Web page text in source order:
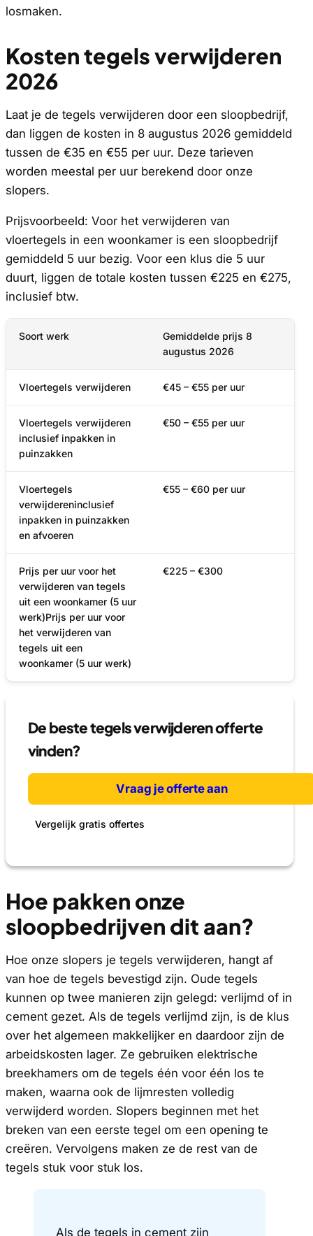
losmaken.
Kosten tegels verwijderen
2026
Laat je de tegels verwijderen door een sloopbedrijf,
dan liggen de kosten in 8 augustus 2026 gemiddeld
tussen de €35 en €55 per uur. Deze tarieven
worden meestal per uur berekend door onze
slopers.
Prijsvoorbeeld: Voor het verwijderen van
vloertegels in een woonkamer is een sloopbedrijf
gemiddeld 5 uur bezig. Voor een klus die 5 uur
duurt, liggen de totale kosten tussen €225 en €275,
inclusief btw.
Soort werk
Gemiddelde prijs 8
augustus 2026
Vloertegels verwijderen €45 – €55 per uur
Vloertegels verwijderen
inclusief inpakken in
puinzakken
€50 – €55 per uur
Vloertegels
verwijdereninclusief
inpakken in puinzakken
en afvoeren
€55 – €60 per uur
Prijs per uur voor het
verwijderen van tegels
uit een woonkamer (5 uur
werk)Prijs per uur voor
het verwijderen van
tegels uit een
woonkamer (5 uur werk)
€225 – €300
De beste tegels verwijderen offerte
vinden?
Vraag je offerte aan
Vergelijk gratis offertes
Hoe pakken onze
sloopbedrijven dit aan?
Hoe onze slopers je tegels verwijderen, hangt af
van hoe de tegels bevestigd zijn. Oude tegels
kunnen op twee manieren zijn gelegd: verlijmd of in
cement gezet. Als de tegels verlijmd zijn, is de klus
over het algemeen makkelijker en daardoor zijn de
arbeidskosten lager. Ze gebruiken elektrische
breekhamers om de tegels één voor één los te
maken, waarna ook de lijmresten volledig
verwijderd worden. Slopers beginnen met het
breken van een eerste tegel om een opening te
creëren. Vervolgens maken ze de rest van de
tegels stuk voor stuk los.
Als de tegels in cement zijn